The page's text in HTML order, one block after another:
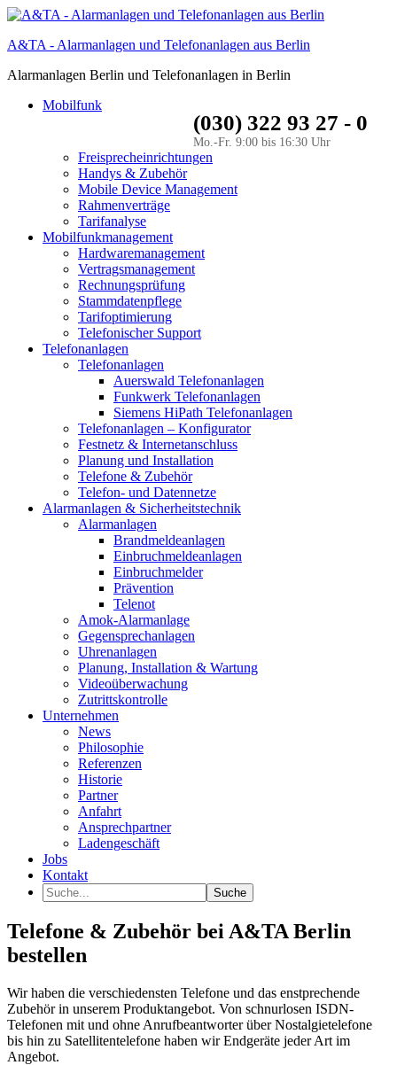
A&TA - Alarmanlagen und Telefonanlagen aus Berlin
Alarmanlagen Berlin und Telefonanlagen in Berlin
(030) 322 93 27 - 0
Mo.-Fr. 9:00 bis 16:30 Uhr
Mobilfunk
Freisprecheinrichtungen
Handys & Zubehör
Mobile Device Management
Rahmenverträge
Tarifanalyse
Mobilfunkmanagement
Hardwaremanagement
Vertragsmanagement
Rechnungsprüfung
Stammdatenpflege
Tarifoptimierung
Telefonischer Support
Telefonanlagen
Telefonanlagen
Auerswald Telefonanlagen
Funkwerk Telefonanlagen
Siemens HiPath Telefonanlagen
Telefonanlagen – Konfigurator
Festnetz & Internetanschluss
Planung und Installation
Telefone & Zubehör
Telefon- und Datennetze
Alarmanlagen & Sicherheitstechnik
Alarmanlagen
Brandmeldeanlagen
Einbruchmeldeanlagen
Einbruchmelder
Prävention
Telenot
Amok-Alarmanlage
Gegensprechanlagen
Uhrenanlagen
Planung, Installation & Wartung
Videoüberwachung
Zutrittskontrolle
Unternehmen
News
Philosophie
Referenzen
Historie
Partner
Anfahrt
Ansprechpartner
Ladengeschäft
Jobs
Kontakt
Telefone & Zubehör bei A&TA Berlin
bestellen
Wir haben die verschiedensten Telefone und das enstprechende
Zubehör in unserem Produktangebot. Von schnurlosen ISDN-
Telefonen mit und ohne Anrufbeantworter über Nostalgietelefone
bis hin zu Satellitentelefone haben wir Endgeräte jeder Art im
Angebot.